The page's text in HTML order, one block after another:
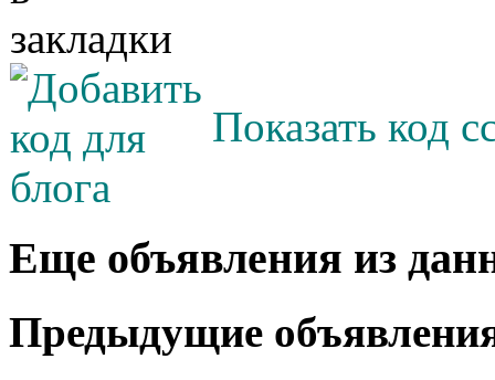
Показать код
Еще объявления из
Предыдущие